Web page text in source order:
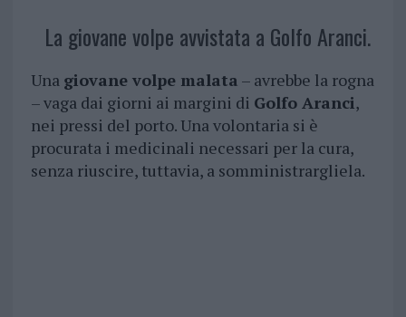
La giovane volpe avvistata a Golfo Aranci.
Una giovane volpe malata – avrebbe la rogna
– vaga dai giorni ai margini di Golfo Aranci,
nei pressi del porto. Una volontaria si è
procurata i medicinali necessari per la cura,
senza riuscire, tuttavia, a somministrargliela.